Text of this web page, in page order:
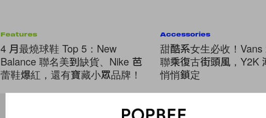
Features
4 月最燒球鞋 Top 5：New
Balance 聯名美到缺貨、Nike 芭
蕾鞋爆紅，還有寶藏小眾品牌！
Accessories
甜酷系女生必收！Vans
聯乘復古街頭風，Y2K
悄悄鎖定